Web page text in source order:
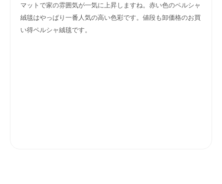
マットで家の雰囲気が一気に上昇しますね。赤い色のペルシャ
絨毯はやっぱり一番人気の高い色彩です。値段も卸価格のお買
い得ペルシャ絨毯です。